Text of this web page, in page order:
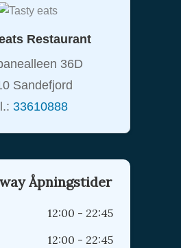
Restaurant
36D
Sandefjord
33610888
Åpningstider
12:00 - 22:45
12:00 - 22:45